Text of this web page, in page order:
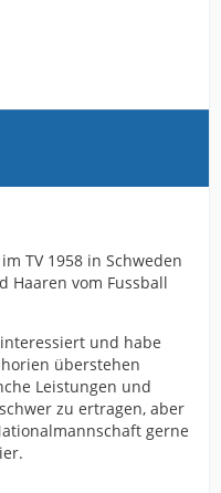
TV 1958 in Schweden
Haaren vom Fussball
und habe
überstehen
Leistungen und
zu ertragen, aber
gerne